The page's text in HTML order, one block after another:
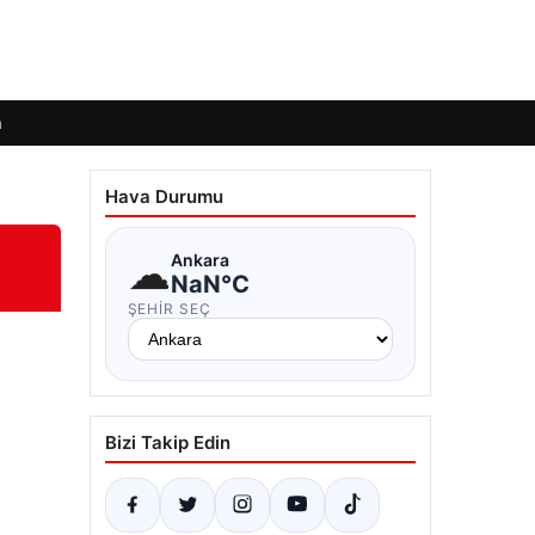
Hava Durumu
☁Ankara
NaN°C
ŞEHIR SEÇ
Bizi Takip Edin